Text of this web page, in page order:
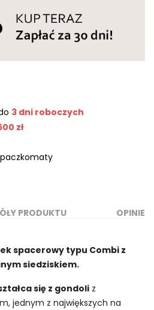
3 dni roboczych
zł
PRODUKTU OPINIE
spacerowy typu Combi z
siedziskiem.
się z gondoli z
jednym z największych na